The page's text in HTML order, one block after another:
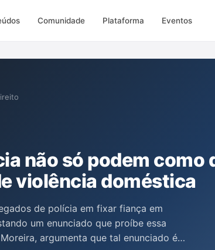
Comunidade Plataforma Eventos
não só podem como
violência doméstica
de polícia em fixar fiança em
um enunciado que proíbe essa
argumenta que tal enunciado é